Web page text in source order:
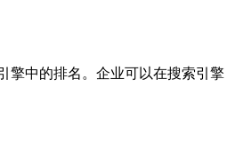
擎中的排名。企业可以在搜索引擎